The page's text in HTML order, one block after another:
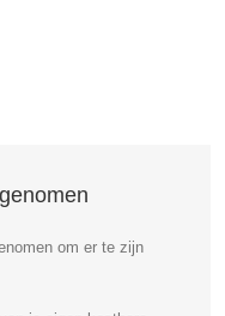
om er te zijn